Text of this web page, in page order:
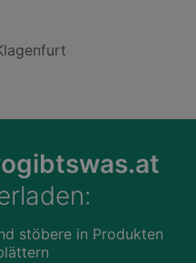
stöbere in Produkten